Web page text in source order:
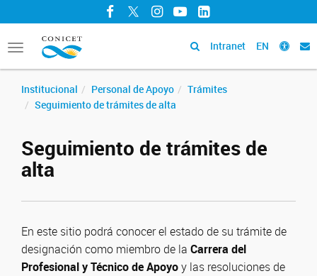
Facebook
TwitterInstagram
YouTubeLinkedIn
Toggle
navigation
Intranet EN
Institucional Personal de Apoyo
Trámites
Seguimiento de trámites de alta
Seguimiento de trámites de
alta
En este sitio podrá conocer el estado de su trámite de
designación como miembro de la Carrera del
Profesional y Técnico de Apoyoy las resoluciones de